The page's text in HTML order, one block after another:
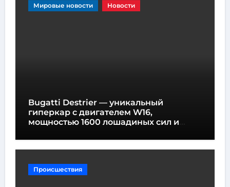
Мировые новости Новости
Bugatti Destrier — уникальный
гиперкар с двигателем W16,
мощностью 1600 лошадиных сил и
Происшествия